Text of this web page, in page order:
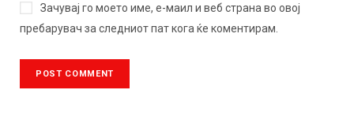
Зачувај го моето име, е-маил и веб страна во овој
пребарувач за следниот пат кога ќе коментирам.